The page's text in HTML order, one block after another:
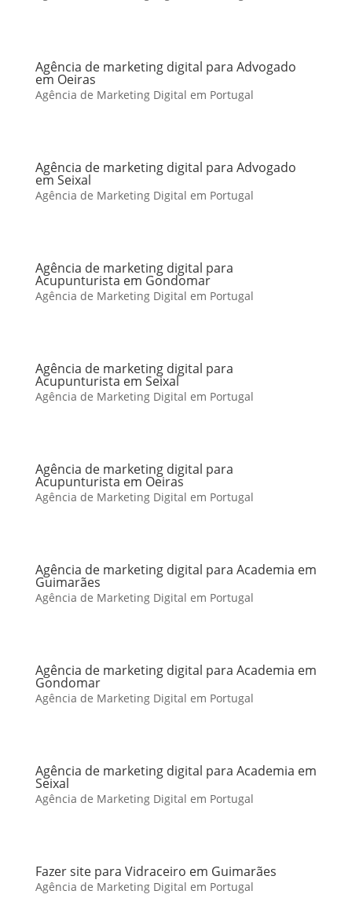
Agência de marketing digital para Advogado
em Oeiras
Agência de Marketing Digital em Portugal
Agência de marketing digital para Advogado
em Seixal
Agência de Marketing Digital em Portugal
Agência de marketing digital para
Acupunturista em Gondomar
Agência de Marketing Digital em Portugal
Agência de marketing digital para
Acupunturista em Seixal
Agência de Marketing Digital em Portugal
Agência de marketing digital para
Acupunturista em Oeiras
Agência de Marketing Digital em Portugal
Agência de marketing digital para Academia em
Guimarães
Agência de Marketing Digital em Portugal
Agência de marketing digital para Academia em
Gondomar
Agência de Marketing Digital em Portugal
Agência de marketing digital para Academia em
Seixal
Agência de Marketing Digital em Portugal
Fazer site para Vidraceiro em Guimarães
Agência de Marketing Digital em Portugal